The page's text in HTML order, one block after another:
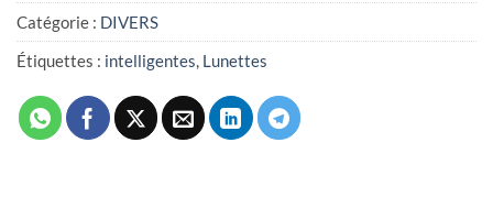
Catégorie : DIVERS
Étiquettes : intelligentes, Lunettes